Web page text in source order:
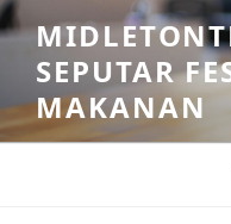
Skip
to
contentSEPUTAR
MAKANAN